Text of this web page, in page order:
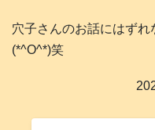
穴子さんのお話にはず
(*^O^*)笑